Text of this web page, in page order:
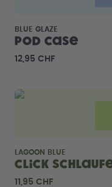
BLUE GLAZE
Pod Case
12,95 CHF
LAGOON BLUE
Click
11,95 CHF